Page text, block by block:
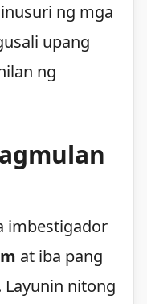
ng mga
upang
ng
imbestigador
at iba pang
nitong